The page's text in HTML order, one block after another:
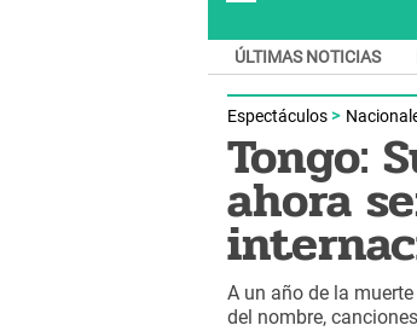
ÚLTIMAS NOTICIAS
Espectáculos
Tongo:
ahora
A un año de la muerte
del nombre,